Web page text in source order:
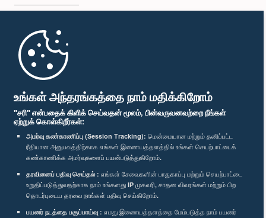
உங்கள் அந்தரங்கத்தை நாம் மதிக்கிறோம்
"சரி" என்பதைக் கிளிக் செய்வதன் மூலம், பின்வருவனவற்றை நீங்கள்
ஏற்றுக் கொள்கிறீர்கள்:
அமர்வு கண்காணிப்பு (Session Tracking): மென்மையான மற்றும் தனிப்பட்ட
ரீதியான அனுபவத்திற்காக எங்கள் இணையத்தளத்தில் உங்கள் செயற்பாட்டைக்
கண்காணிக்க அமர்வுகளைப் பயன்படுத்துகிறோம்.
தரவினைப் பதிவு செய்தல் : எங்கள் சேவைகளின் பாதுகாப்பு மற்றும் செயற்பாட்டை
உறுதிப்படுத்துவதற்காக நாம் உங்களது IP முகவரி, சாதன விவரங்கள் மற்றும் பிற
தொடர்புடைய தரவை நாங்கள் பதிவு செய்கிறோம்.
பயனர் நடத்தை பகுப்பாய்வு : எமது இணையத்தளத்தை மேம்படுத்த நாம் பயனர்
முதற்பக்கம்
பாராளுமன்ற கையடக்க செயலி
எம்மை பின்தொடர்க :
விருதுகள்